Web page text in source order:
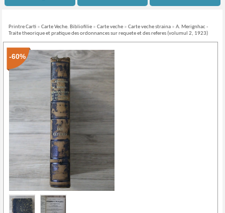
Printre Carti »Carte Veche. Bibliofilie »Carte veche »Carte veche straina »A. Merignhac -
Traite theorique et pratique des ordonnances sur requete et des referes (volumul 2, 1923)
-60%